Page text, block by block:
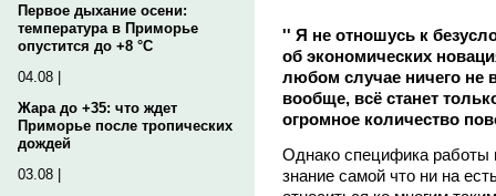
Первое дыхание осени:
температура в Приморье
опустится до +8 °C
04.08 |
Жара до +35: что ждет
Приморье после тропических
дождей
03.08 |
'' Я не отношусь к
об экономических
любом случае ничего не
вообще, всё станет
огромное количество
Однако специфика
знание самой что ни на